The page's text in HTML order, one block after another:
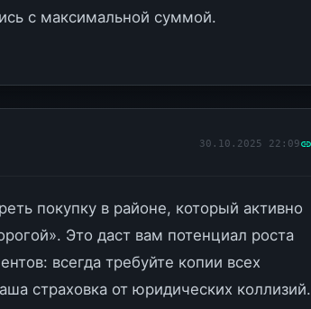
с максимальной суммой.
30.10.2025 22:09
покупку в районе, который активно
Это даст вам потенциал роста
всегда требуйте копии всех
страховка от юридических коллизий.